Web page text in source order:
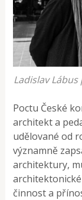
Ladislav Lábus
Poctu České
architekt a
udělované od
významně
architektury,
činnost a